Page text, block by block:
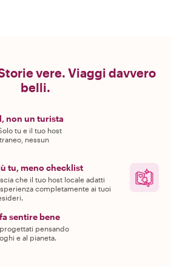
vere. Viaggi davvero
belli.
non un turista
tu e il tuo host
nessun
tu, meno checklist
che il tuo host locale adatti
completamente ai tuoi
sentire bene
pensando
e al pianeta.